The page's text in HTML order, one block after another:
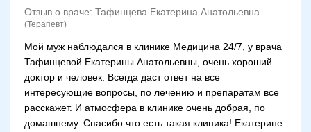
Отзыв о враче: Тафинцева Екатерина Анатольевна
(Терапевт)
Мой муж наблюдался в клинике Медицина 24/7, у врача
Тафинцевой Екатерины Анатольевны, очень хороший
доктор и человек. Всегда даст ответ на все
интересующие вопросы, по лечению и препаратам все
расскажет. И атмосфера в клинике очень добрая, по
домашнему. Спасибо что есть такая клиника! Екатерине